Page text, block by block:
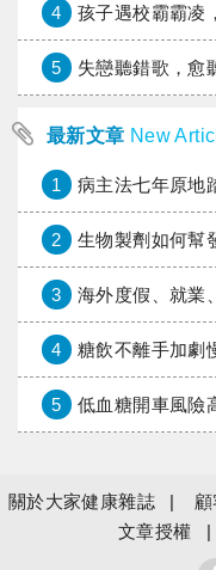
4 孩子遇校霸霸凌
5 失戀聽錯歌，愈
最新文章 New
1 病主法七年原地
2 生物製劑如何幫發炎性腸
3 海外度假、就業、遊學保障加
4 糖飲不離手加劇慢
5 低血糖開車風險
關於大家健康雜誌
文章授權